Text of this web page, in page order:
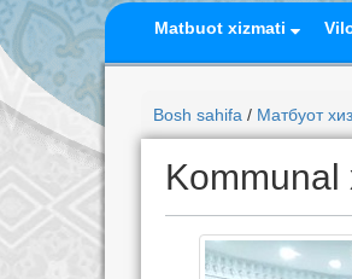
Matbuot xizmati
Bosh sahifa / Матбуот